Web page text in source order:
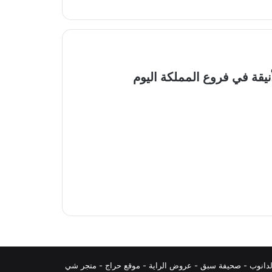
الخزائن الأنيقة في فروع المملكة اليوم
- صحيفة سبق - عروض الراية - موقع حراج - متجر شي